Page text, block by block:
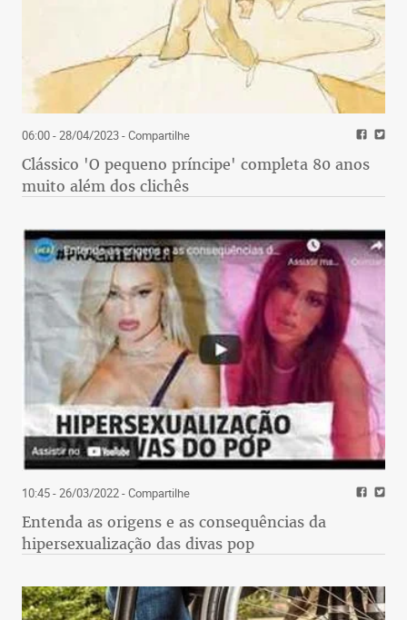
06:00 - 28/04/2023- Compartilhe
Clássico 'O pequeno príncipe' completa 80 anos
muito além dos clichês
10:45 - 26/03/2022- Compartilhe
Entenda as origens e as consequências da
hipersexualização das divas pop